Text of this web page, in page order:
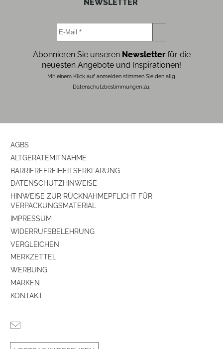
NEWSLETTER
Abonnieren Sie unseren Newsletterfür die
neuesten Angebote und Inspirationen!
Mit einem Klick auf anmelden stimmen Sie den allg.
Datenschutzbestimmungen zu.
AGBS
ALTGERÄTEMITNAHME
BARRIEREFREIHEITSERKLÄRUNG
DATENSCHUTZHINWEISE
HINWEISE ZUR RÜCKNAHMEPFLICHT FÜR
VERPACKUNGSMATERIAL
IMPRESSUM
WIDERRUFSBELEHRUNG
VERGLEICHEN
MERKZETTEL
WERBUNG
MARKEN
KONTAKT